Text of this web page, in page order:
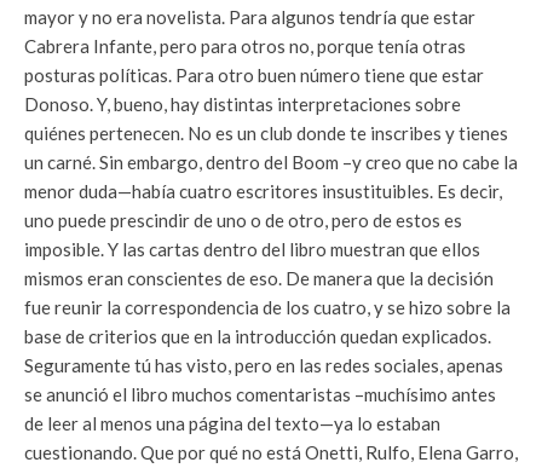
mayor y no era novelista. Para algunos tendría que estar
Cabrera Infante, pero para otros no, porque tenía otras
posturas políticas. Para otro buen número tiene que estar
Donoso. Y, bueno, hay distintas interpretaciones sobre
quiénes pertenecen. No es un club donde te inscribes y tienes
un carné. Sin embargo, dentro del Boom –y creo que no cabe la
menor duda—había cuatro escritores insustituibles. Es decir,
uno puede prescindir de uno o de otro, pero de estos es
imposible. Y las cartas dentro del libro muestran que ellos
mismos eran conscientes de eso. De manera que la decisión
fue reunir la correspondencia de los cuatro, y se hizo sobre la
base de criterios que en la introducción quedan explicados.
Seguramente tú has visto, pero en las redes sociales, apenas
se anunció el libro muchos comentaristas –muchísimo antes
de leer al menos una página del texto—ya lo estaban
cuestionando. Que por qué no está Onetti, Rulfo, Elena Garro,